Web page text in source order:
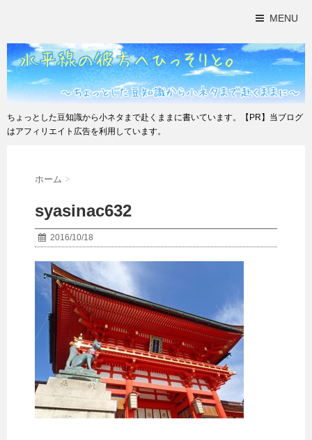
MENU
ちょっとした豆知識から小ネタまで赴くままに書いています。【PR】当ブログ
はアフィリエイト広告を利用しています。
ホーム >
syasinac632
2016/10/18